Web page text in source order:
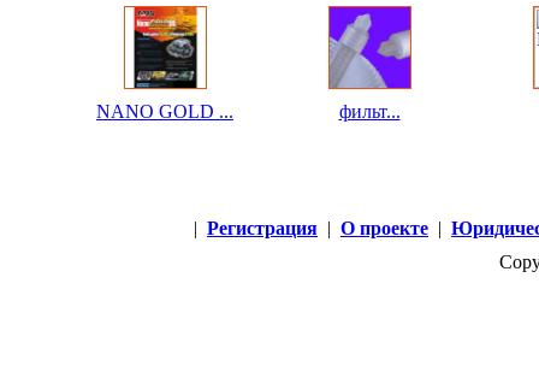
NANO GOLD ... фильт...
| Регистрация | О проекте |